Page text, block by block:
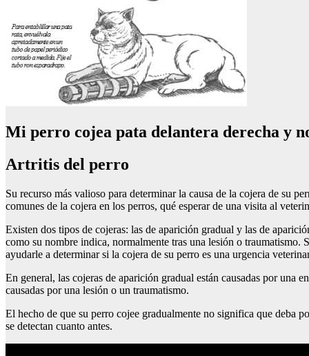
Mi perro cojea pata delantera derecha y
Artritis del perro
Su recurso más valioso para determinar la causa de la cojera de su
comunes de la cojera en los perros, qué esperar de una visita al
Existen dos tipos de cojeras: las de aparición gradual y las de
como su nombre indica, normalmente tras una lesión o traumatismo.
ayudarle a determinar si la cojera de su perro es una urgencia
En general, las cojeras de aparición gradual están causadas por una
causadas por una lesión o un traumatismo.
El hecho de que su perro cojee gradualmente no significa que deba
se detectan cuanto antes.